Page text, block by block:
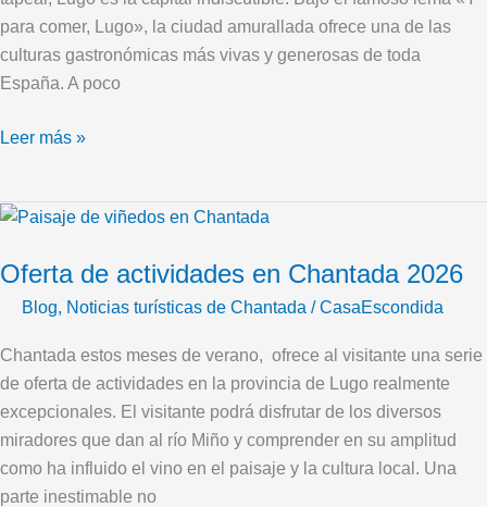
para comer, Lugo», la ciudad amurallada ofrece una de las
culturas gastronómicas más vivas y generosas de toda
España. A poco
Casa
Escondida
Leer más »
Oferta de actividades en Chantada 2026
Blog, Noticias turísticas de Chantada / CasaEscondida
Chantada estos meses de verano, ofrece al visitante una serie
de oferta de actividades en la provincia de Lugo realmente
excepcionales. El visitante podrá disfrutar de los diversos
miradores que dan al río Miño y comprender en su amplitud
como ha influido el vino en el paisaje y la cultura local. Una
parte inestimable no
Oferta
actividades
2026